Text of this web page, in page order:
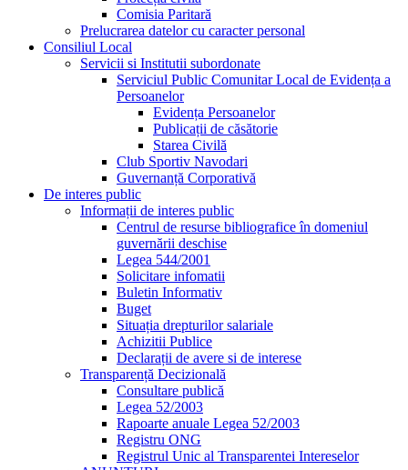
Comisia Paritară
Prelucrarea datelor cu caracter personal
Consiliul Local
Servicii si Institutii subordonate
Serviciul Public Comunitar Local de Evidența a
Persoanelor
Evidența Persoanelor
Publicații de căsătorie
Starea Civilă
Club Sportiv Navodari
Guvernanță Corporativă
De interes public
Informații de interes public
Centrul de resurse bibliografice în domeniul
guvernării deschise
Legea 544/2001
Solicitare infomatii
Buletin Informativ
Buget
Situația drepturilor salariale
Achizitii Publice
Declarații de avere si de interese
Transparență Decizională
Consultare publică
Legea 52/2003
Rapoarte anuale Legea 52/2003
Registru ONG
Registrul Unic al Transparentei Intereselor